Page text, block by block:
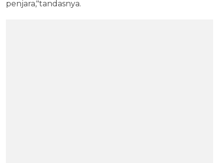
penjara,"tandasnya.